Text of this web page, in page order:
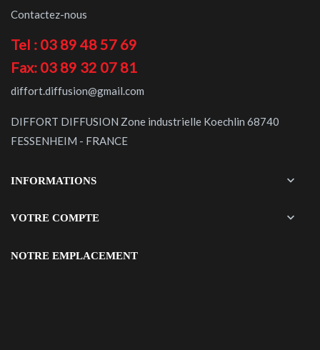
Contactez-nous
Tel : 03 89 48 57 69
Fax: 03 89 32 07 81
diffort.diffusion@gmail.com
DIFFORT DIFFUSION Zone industrielle Koechlin 68740
FESSENHEIM - FRANCE
INFORMATIONS 
VOTRE COMPTE 
NOTRE EMPLACEMENT